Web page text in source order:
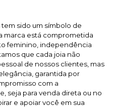
tem sido um símbolo de
marca está comprometida
feminino, independência
que cada joia não
de nossos clientes, mas
garantida por
com a
seja para venda direta ou no
e apoiar você em sua